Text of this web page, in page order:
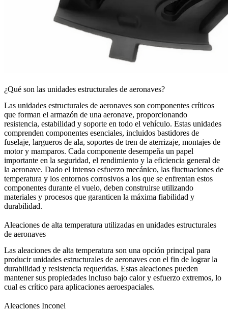
¿Qué son las unidades estructurales de aeronaves?
Las unidades estructurales de aeronaves son componentes críticos
que forman el armazón de una aeronave, proporcionando
resistencia, estabilidad y soporte en todo el vehículo. Estas unidades
comprenden componentes esenciales, incluidos bastidores de
fuselaje, largueros de ala, soportes de tren de aterrizaje, montajes de
motor y mamparos. Cada componente desempeña un papel
importante en la seguridad, el rendimiento y la eficiencia general de
la aeronave. Dado el intenso esfuerzo mecánico, las fluctuaciones de
temperatura y los entornos corrosivos a los que se enfrentan estos
componentes durante el vuelo, deben construirse utilizando
materiales y procesos que garanticen la máxima fiabilidad y
durabilidad.
Aleaciones de alta temperatura utilizadas en unidades estructurales
de aeronaves
Las aleaciones de alta temperatura son una opción principal para
producir unidades estructurales de aeronaves con el fin de lograr la
durabilidad y resistencia requeridas. Estas aleaciones pueden
mantener sus propiedades incluso bajo calor y esfuerzo extremos, lo
cual es crítico para aplicaciones aeroespaciales.
Aleaciones Inconel